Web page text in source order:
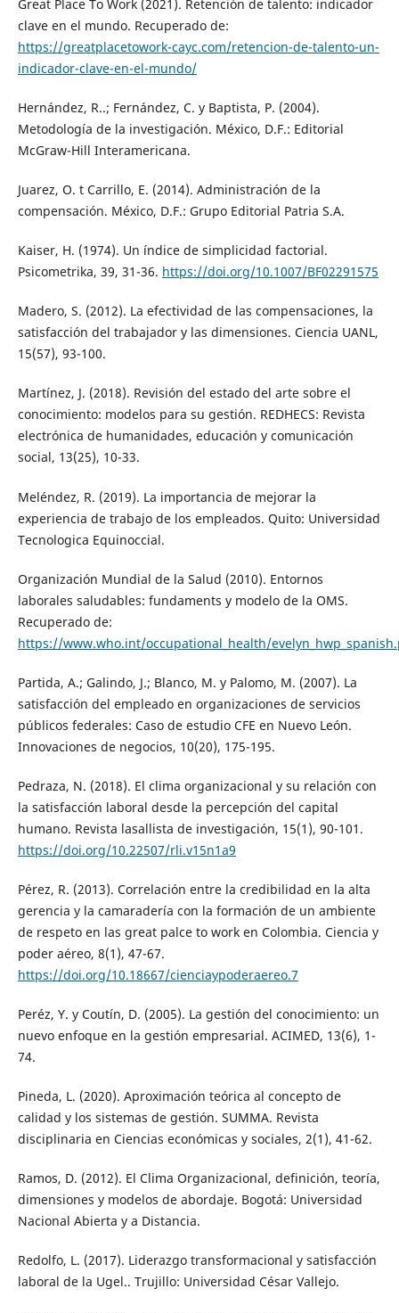
Great Place To Work (2021). Retención de talento: indicador
clave en el mundo. Recuperado de:
https://greatplacetowork-cayc.com/retencion-de-talento-un-
indicador-clave-en-el-mundo/
Hernández, R..; Fernández, C. y Baptista, P. (2004).
Metodología de la investigación. México, D.F.: Editorial
McGraw-Hill Interamericana.
Juarez, O. t Carrillo, E. (2014). Administración de la
compensación. México, D.F.: Grupo Editorial Patria S.A.
Kaiser, H. (1974). Un índice de simplicidad factorial.
Psicometrika, 39, 31-36. https://doi.org/10.1007/BF02291575
Madero, S. (2012). La efectividad de las compensaciones, la
satisfacción del trabajador y las dimensiones. Ciencia UANL,
15(57), 93-100.
Martínez, J. (2018). Revisión del estado del arte sobre el
conocimiento: modelos para su gestión. REDHECS: Revista
electrónica de humanidades, educación y comunicación
social, 13(25), 10-33.
Meléndez, R. (2019). La importancia de mejorar la
experiencia de trabajo de los empleados. Quito: Universidad
Tecnologica Equinoccial.
Organización Mundial de la Salud (2010). Entornos
laborales saludables: fundaments y modelo de la OMS.
Recuperado de:
https://www.who.int/occupational_health/
Partida, A.; Galindo, J.; Blanco, M. y Palomo, M. (2007). La
satisfacción del empleado en organizaciones de servicios
públicos federales: Caso de estudio CFE en Nuevo León.
Innovaciones de negocios, 10(20), 175-195.
Pedraza, N. (2018). El clima organizacional y su relación con
la satisfacción laboral desde la percepción del capital
humano. Revista lasallista de investigación, 15(1), 90-101.
https://doi.org/10.22507/rli.v15n1a9
Pérez, R. (2013). Correlación entre la credibilidad en la alta
gerencia y la camaradería con la formación de un ambiente
de respeto en las great palce to work en Colombia. Ciencia y
poder aéreo, 8(1), 47-67.
https://doi.org/10.18667/cienciaypoderaereo.7
Peréz, Y. y Coutín, D. (2005). La gestión del conocimiento: un
nuevo enfoque en la gestión empresarial. ACIMED, 13(6), 1-
74.
Pineda, L. (2020). Aproximación teórica al concepto de
calidad y los sistemas de gestión. SUMMA. Revista
disciplinaria en Ciencias económicas y sociales, 2(1), 41-62.
Ramos, D. (2012). El Clima Organizacional, definición, teoría,
dimensiones y modelos de abordaje. Bogotá: Universidad
Nacional Abierta y a Distancia.
Redolfo, L. (2017). Liderazgo transformacional y satisfacción
laboral de la Ugel.. Trujillo: Universidad César Vallejo.